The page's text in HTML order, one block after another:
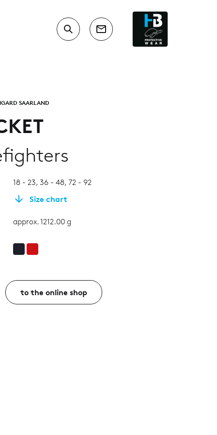
SAARLAND
18 - 23, 36 - 48, 72 - 92
Size chart
approx. 1212.00 g
to the online shop